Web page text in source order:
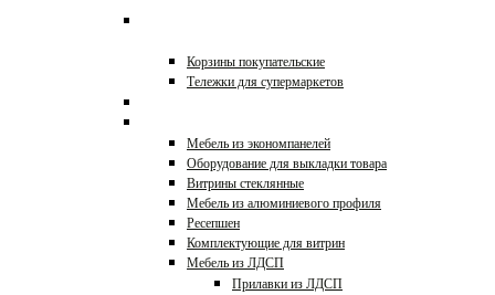
Корзины покупательские
Тележки для супермаркетов
Мебель из экономпанелей
Оборудование для выкладки товара
Витрины стеклянные
Мебель из алюминиевого профиля
Ресепшен
Комплектующие для витрин
Мебель из ЛДСП
Прилавки из ЛДСП